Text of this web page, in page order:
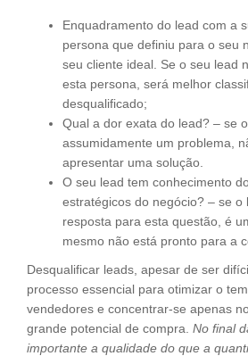
Enquadramento do lead com a
persona que definiu para o seu
seu cliente ideal. Se o seu lead
esta persona, será melhor
desqualificado;
Qual a dor exata do lead? – se
assumidamente um problema,
apresentar uma solução.
O seu lead tem conhecimento
estratégicos do negócio? – se o
resposta para esta questão, é
mesmo não está pronto para a
Desqualificar leads, apesar de ser
processo essencial para otimizar o
vendedores e concentrar-se apenas
grande potencial de compra. No final
importante a qualidade do que a